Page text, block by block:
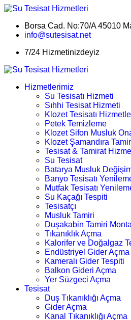
Borsa Cad. No:70/A 45010
info@sutesisat.net
7/24 Hizmetinizdeyiz
Hizmetlerimiz
Su Tesisatı Hizmeti
Sıhhi Tesisat Hizmeti
Klozet Tesisatı
Petek Temizleme
Klozet Sifon Musluk
Klozet Şamandıra
Tesisat & Tamirat
Su Tesisat
Batarya Musluk
Banyo Tesisatı
Mutfak Tesisatı
Su Kaçağı Tespiti
Tesisatçı
Musluk Tamiri
Duşakabin Tamiri
Tıkanıklık Açma
Kalorifer ve Doğalgaz
Endüstriyel Gider Açma
Kameralı Gider Tespiti
Balkon Gideri Açma
Yer Süzgeci Açma
Tesisat
Duş Tıkanıklığı Açma
Gider Açma
Kanal Tıkanıklığı Açma